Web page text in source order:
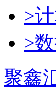
>
>
聚鑫